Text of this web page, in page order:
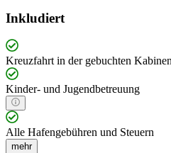
Inkludiert
Kreuzfahrt in der gebuchten
Kinder- und Jugendbetreuung
Alle Hafengebühren und Steuern
mehr